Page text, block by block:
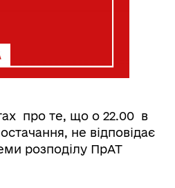
про те, що о 22.00 в
не відповідає
розподілу ПрАТ